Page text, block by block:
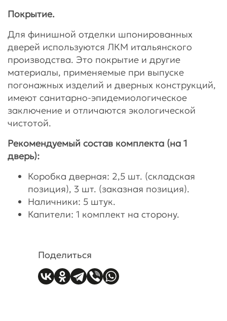
Покрытие.
Для финишной отделки шпонированных
дверей используются ЛКМ итальянского
производства. Это покрытие и другие
материалы, применяемые при выпуске
погонажных изделий и дверных конструкций,
имеют санитарно-эпидемиологическое
заключение и отличаются экологической
чистотой.
Рекомендуемый состав комплекта (на 1
дверь):
Коробка дверная: 2,5 шт. (складская
позиция), 3 шт. (заказная позиция).
Наличники: 5 штук.
Капители: 1 комплект на сторону.
Поделиться